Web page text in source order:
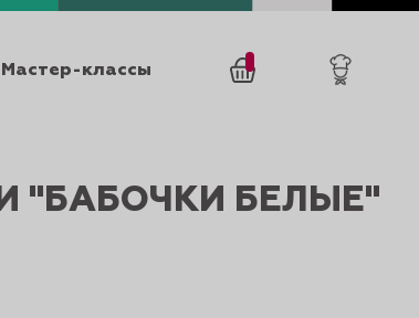
Мастер-классы
"БАБОЧКИ БЕЛЫЕ"